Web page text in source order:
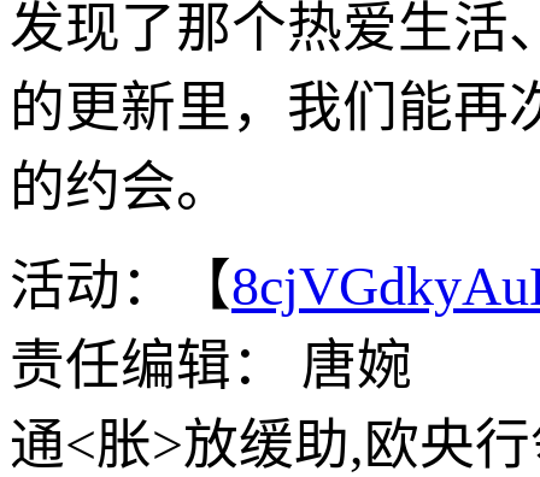
发现了那个热爱生活
的更新里，我们能再
的约会。
活动：【
责任编辑： 唐婉
通<胀>放缓助,欧央